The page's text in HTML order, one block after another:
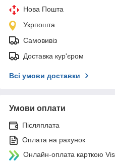
Нова Пошта
Укрпошта
Самовивіз
Доставка кур'єром
Всі умови доставки
Умови оплати
Післяплата
Оплата на рахунок
Онлайн-оплата карткою